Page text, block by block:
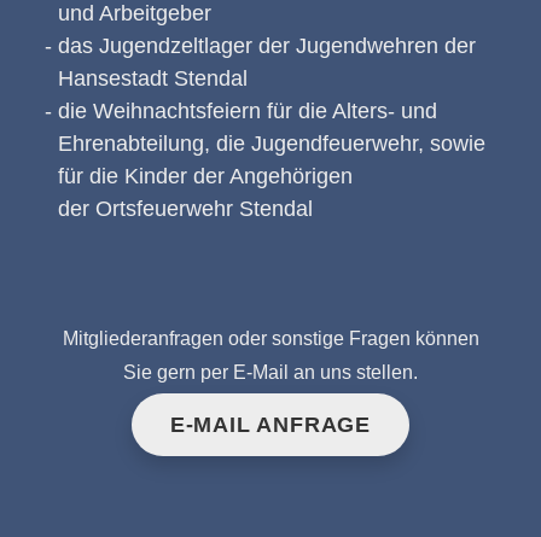
und Arbeitgeber
das Jugendzeltlager der Jugendwehren der
Hansestadt Stendal
die Weihnachtsfeiern für die Alters- und
Ehrenabteilung, die Jugendfeuerwehr, sowie
für die Kinder der Angehörigen
der Ortsfeuerwehr Stendal
Mitgliederanfragen oder sonstige Fragen können
Sie gern per E-Mail an uns stellen.
E-MAIL ANFRAGE